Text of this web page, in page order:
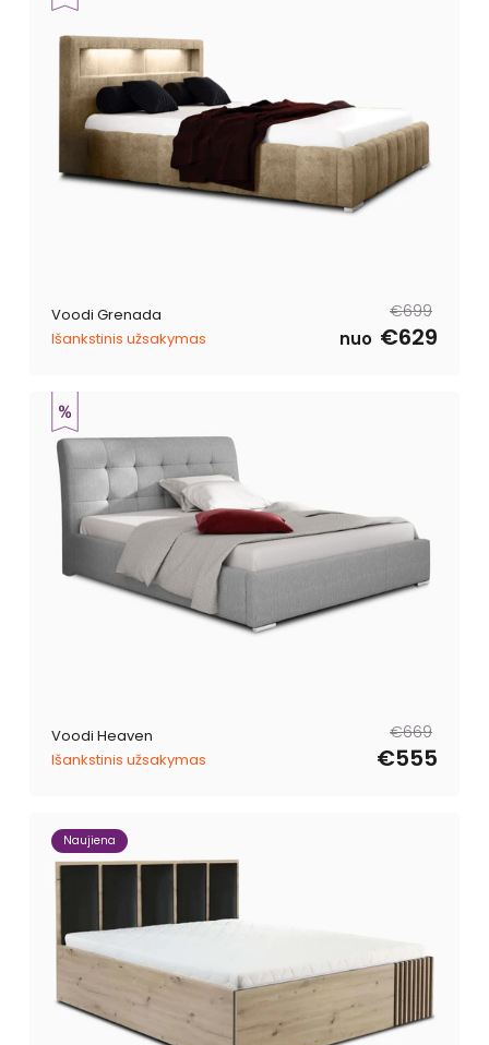
Voodi Grenada
Išankstinis užsakymas
Tavahind
€699
Müügihind
nuo €629
Voodi Heaven
Išankstinis užsakymas
Tavahind
€669
Müügihind
€555
Naujiena